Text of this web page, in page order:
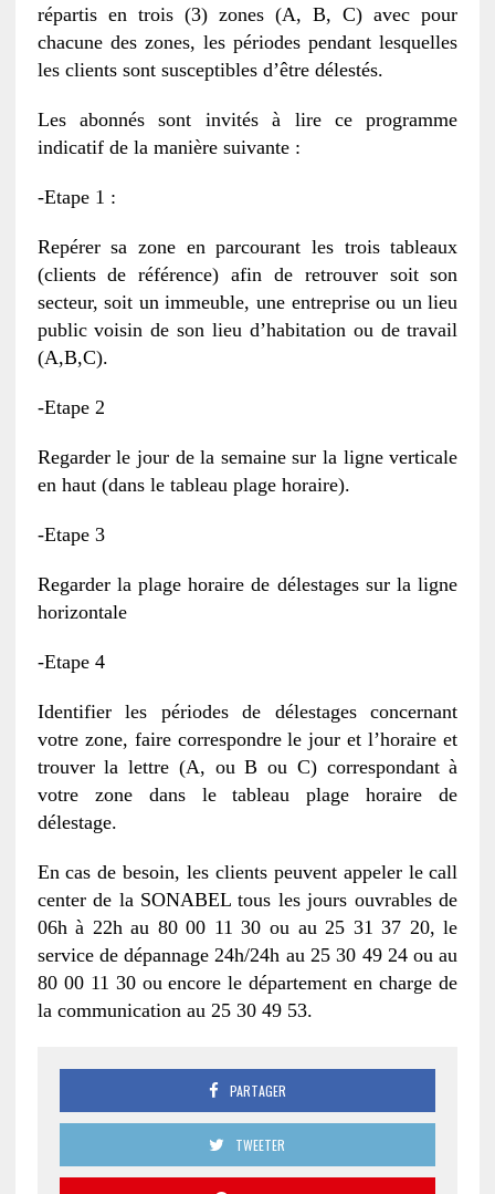
répartis en trois (3) zones (A, B, C) avec pour
chacune des zones, les périodes pendant lesquelles
les clients sont susceptibles d’être délestés.
Les abonnés sont invités à lire ce programme
indicatif de la manière suivante :
-Etape 1 :
Repérer sa zone en parcourant les trois tableaux
(clients de référence) afin de retrouver soit son
secteur, soit un immeuble, une entreprise ou un lieu
public voisin de son lieu d’habitation ou de travail
(A,B,C).
-Etape 2
Regarder le jour de la semaine sur la ligne verticale
en haut (dans le tableau plage horaire).
-Etape 3
Regarder la plage horaire de délestages sur la ligne
horizontale
-Etape 4
Identifier les périodes de délestages concernant
votre zone, faire correspondre le jour et l’horaire et
trouver la lettre (A, ou B ou C) correspondant à
votre zone dans le tableau plage horaire de
délestage.
En cas de besoin, les clients peuvent appeler le call
center de la SONABEL tous les jours ouvrables de
06h à 22h au 80 00 11 30 ou au 25 31 37 20, le
service de dépannage 24h/24h au 25 30 49 24 ou au
80 00 11 30 ou encore le département en charge de
la communication au 25 30 49 53.
PARTAGER
TWEETER